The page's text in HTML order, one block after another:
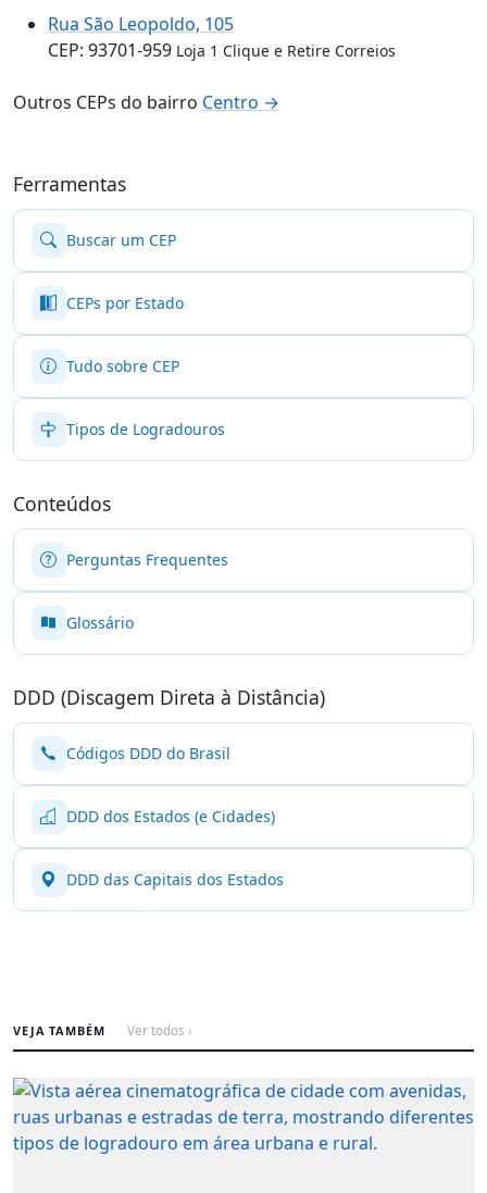
Rua São Leopoldo, 105
CEP: 93701-959 Loja 1 Clique e Retire Correios
Outros CEPs do bairro Centro →
Ferramentas
Buscar um CEP
CEPs por Estado
Tudo sobre CEP
Tipos de Logradouros
Conteúdos
Perguntas Frequentes
Glossário
DDD (Discagem Direta à Distância)
Códigos DDD do Brasil
DDD dos Estados (e Cidades)
DDD das Capitais dos Estados
VEJA TAMBÉM Ver todos ›